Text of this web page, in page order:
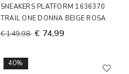
SNEAKERS PLATFORM 1636370
TRAIL ONE DONNA BEIGE ROSA
€ 149,98 € 74,99
40%